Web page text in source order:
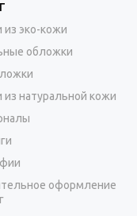
эко-кожи
обложки
натуральной кожи
оформление